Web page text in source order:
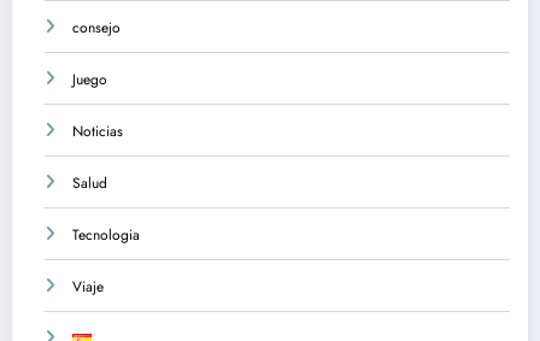
consejo
Juego
Noticias
Salud
Tecnologia
Viaje